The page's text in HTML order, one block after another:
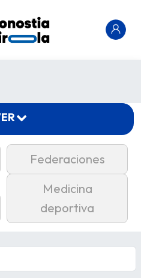
Federaciones
Medicina
deportiva